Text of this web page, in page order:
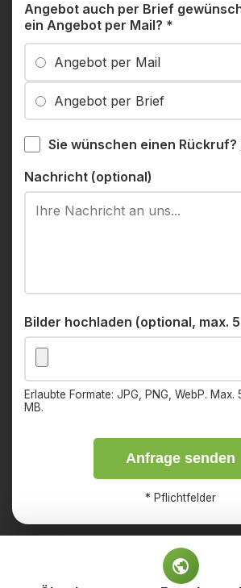
Angebot auch per Brief
ein Angebot per Mail? *
Angebot per Mail
Angebot per Brief
Sie wünschen einen Rückruf?
Nachricht (optional)
Bilder hochladen (optional, max.
Erlaubte Formate: JPG, PNG, WebP. Max.
MB.
Anfrage senden
* Pflichtfelder